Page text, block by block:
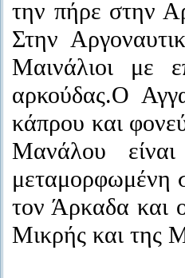
την πήρε στην
Στην
Μαινάλιοι με
αρκούδας.Ο
κάπρου και
Μανάλου
μεταμορφωμένη
τον Άρκαδα και
Μικρής και της